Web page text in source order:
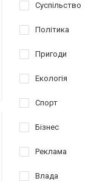
Суспільство
Політика
Пригоди
Екологія
Спорт
Бізнес
Реклама
Влада